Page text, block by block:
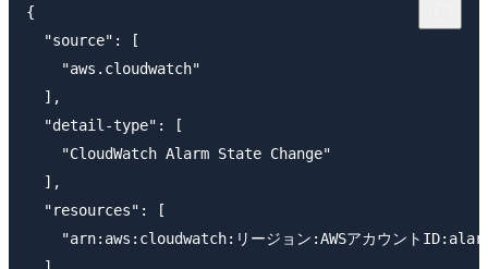
{
  "source": [
    "aws.cloudwatch"
  ],
  "detail-type": [
    "CloudWatch Alarm State Change"
  ],
  "resources": [
"arn:aws:cloudwatch:リージョン:AWSアカウント